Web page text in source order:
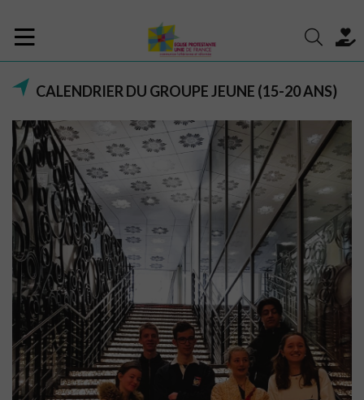
CALENDRIER DU GROUPE JEUNE (15-20 ANS)